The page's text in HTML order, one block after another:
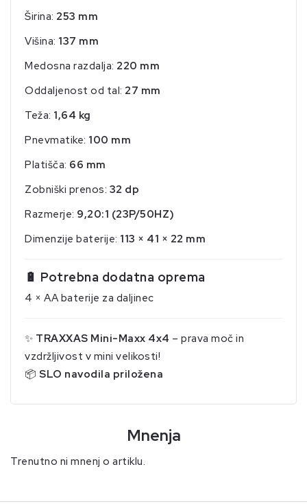
Širina: 253 mm
Višina: 137 mm
Medosna razdalja: 220 mm
Oddaljenost od tal: 27 mm
Teža: 1,64 kg
Pnevmatike: 100 mm
Platišča: 66 mm
Zobniški prenos: 32 dp
Razmerje: 9,20:1 (23P/50HZ)
Dimenzije baterije: 113 × 41 × 22 mm
🔋 Potrebna dodatna oprema
4 × AA baterije za daljinec
✨ TRAXXAS Mini-Maxx 4x4 – prava moč in
vzdržljivost v mini velikosti!
📦 SLO navodila priložena
Mnenja
Trenutno ni mnenj o artiklu.